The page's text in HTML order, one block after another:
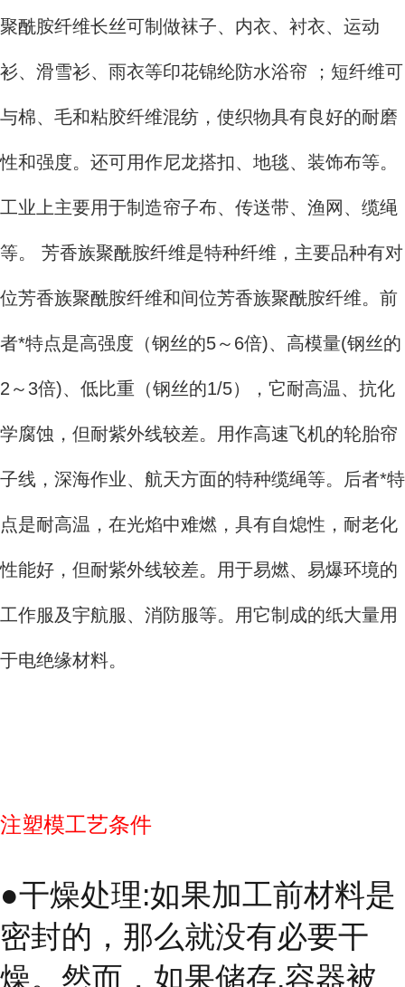
聚酰胺纤维长丝可制做袜子、内衣、衬衣、运动
衫、滑雪衫、雨衣等印花锦纶防水浴帘 ；短纤维可
与棉、毛和粘胶纤维混纺，使织物具有良好的耐磨
性和强度。还可用作尼龙搭扣、地毯、装饰布等。
工业上主要用于制造帘子布、传送带、渔网、缆绳
等。 芳香族聚酰胺纤维是特种纤维，主要品种有对
位芳香族聚酰胺纤维和间位芳香族聚酰胺纤维。前
者*特点是高强度（钢丝的5～6倍)、高模量(钢丝的
2～3倍)、低比重（钢丝的1/5），它耐高温、抗化
学腐蚀，但耐紫外线较差。用作高速飞机的轮胎帘
子线，深海作业、航天方面的特种缆绳等。后者*特
点是耐高温，在光焰中难燃，具有自熄性，耐老化
性能好，但耐紫外线较差。用于易燃、易爆环境的
工作服及宇航服、消防服等。用它制成的纸大量用
于电绝缘材料。
注塑模工艺条件
●干燥处理:如果加工前材料是
密封的，那么就没有必要干
燥。然而，如果储存.容器被